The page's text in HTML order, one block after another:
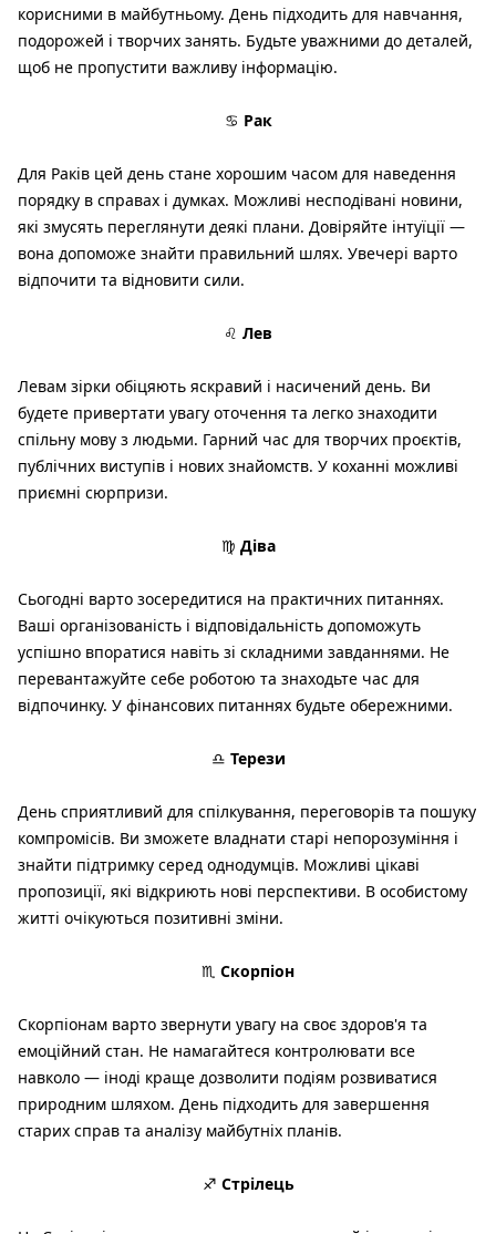
корисними в майбутньому. День підходить для навчання,
подорожей і творчих занять. Будьте уважними до деталей,
щоб не пропустити важливу інформацію.
♋ Рак
Для Раків цей день стане хорошим часом для наведення
порядку в справах і думках. Можливі несподівані новини,
які змусять переглянути деякі плани. Довіряйте інтуїції —
вона допоможе знайти правильний шлях. Увечері варто
відпочити та відновити сили.
♌ Лев
Левам зірки обіцяють яскравий і насичений день. Ви
будете привертати увагу оточення та легко знаходити
спільну мову з людьми. Гарний час для творчих проєктів,
публічних виступів і нових знайомств. У коханні можливі
приємні сюрпризи.
♍ Діва
Сьогодні варто зосередитися на практичних питаннях.
Ваші організованість і відповідальність допоможуть
успішно впоратися навіть зі складними завданнями. Не
перевантажуйте себе роботою та знаходьте час для
відпочинку. У фінансових питаннях будьте обережними.
♎ Терези
День сприятливий для спілкування, переговорів та пошуку
компромісів. Ви зможете владнати старі непорозуміння і
знайти підтримку серед однодумців. Можливі цікаві
пропозиції, які відкриють нові перспективи. В особистому
житті очікуються позитивні зміни.
♏ Скорпіон
Скорпіонам варто звернути увагу на своє здоров'я та
емоційний стан. Не намагайтеся контролювати все
навколо — іноді краще дозволити подіям розвиватися
природним шляхом. День підходить для завершення
старих справ та аналізу майбутніх планів.
♐ Стрілець